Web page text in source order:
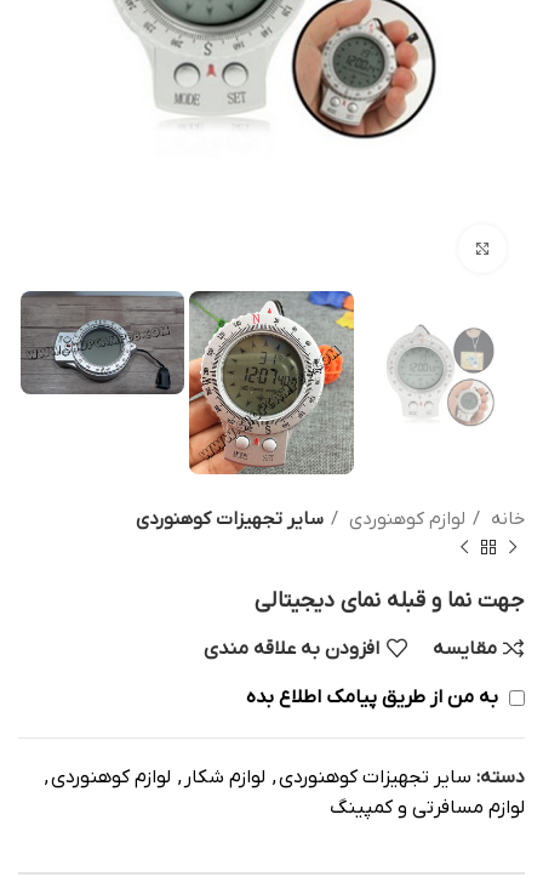
خانه لوازم کوهنوردی سایر تجهیزات کوهنوردی
جهت نما و قبله نمای دیجیتالی
مقایسه افزودن به علاقه مندی
به من از طریق پیامک اطلاع بده
دسته: سایر تجهیزات کوهنوردی, لوازم شکار , لوازم کوهنوردی,
لوازم مسافرتی و کمپینگ